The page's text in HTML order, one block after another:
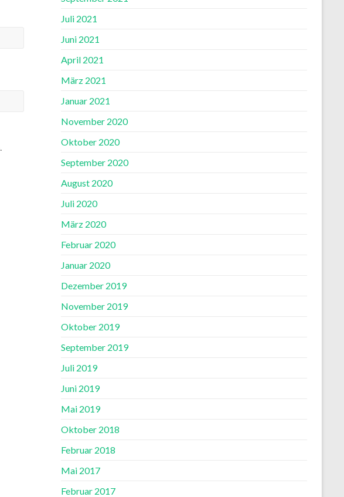
Juli 2021
Juni 2021
April 2021
März 2021
Januar 2021
November 2020
Oktober 2020
September 2020
August 2020
Juli 2020
März 2020
Februar 2020
Januar 2020
Dezember 2019
November 2019
Oktober 2019
September 2019
Juli 2019
Juni 2019
Mai 2019
Oktober 2018
Februar 2018
Mai 2017
Februar 2017